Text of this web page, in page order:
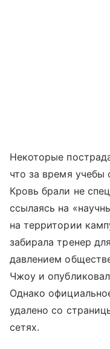
Некоторые
что за время учебы
Кровь брали не
ссылаясь на
на территории
забирала тренер
давлением
Чжоу и
Однако
удалено со
сетях.